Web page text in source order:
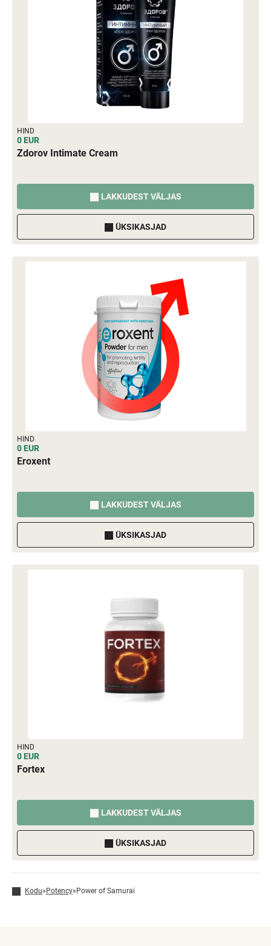
HIND
0 EUR
Zdorov Intimate Cream
LAKKUDEST VÄLJAS
ÜKSIKASJAD
HIND
0 EUR
Eroxent
LAKKUDEST VÄLJAS
ÜKSIKASJAD
HIND
0 EUR
Fortex
LAKKUDEST VÄLJAS
ÜKSIKASJAD
Kodu» Potency» Power of Samurai